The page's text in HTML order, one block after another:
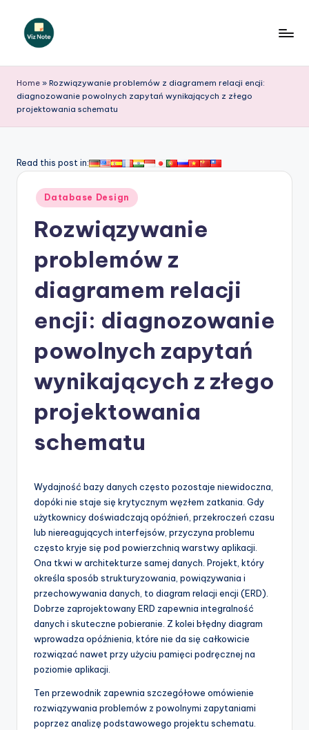
iz
N
o
e
si
&
S
o
w
Home » Rozwiązywanie problemów z diagramem relacji encji:
diagnozowanie powolnych zapytań wynikających z złego
projektowania schematu
Read this post in:
Posted
in
Database Design
Rozwiązywanie
problemów z
diagramem relacji
encji: diagnozowanie
powolnych zapytań
wynikających z złego
projektowania
schematu
Wydajność bazy danych często pozostaje niewidoczna,
dopóki nie staje się krytycznym węzłem zatkania. Gdy
użytkownicy doświadczają opóźnień, przekroczeń czasu
lub niereagujących interfejsów, przyczyna problemu
często kryje się pod powierzchnią warstwy aplikacji.
Ona tkwi w architekturze samej danych. Projekt, który
określa sposób strukturyzowania, powiązywania i
przechowywania danych, to diagram relacji encji (ERD).
Dobrze zaprojektowany ERD zapewnia integralność
danych i skuteczne pobieranie. Z kolei błędny diagram
wprowadza opóźnienia, które nie da się całkowicie
rozwiązać nawet przy użyciu pamięci podręcznej na
poziomie aplikacji.
Ten przewodnik zapewnia szczegółowe omówienie
rozwiązywania problemów z powolnymi zapytaniami
poprzez analizę podstawowego projektu schematu.